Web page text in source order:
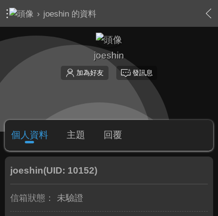
› joeshin 的資料
joeshin
加為好友 發訊息
個人資料 主題 回覆
joeshin(UID: 10152)
信箱狀態： 未驗證